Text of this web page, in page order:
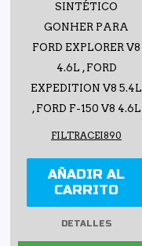
SINTÉTICO
GONHER PARA
FORD EXPLORER V8
4.6L , FORD
EXPEDITION V8 5.4L
, FORD F-150 V8 4.6L
FILTRACEI890
AÑADIR AL
CARRITO
DETALLES